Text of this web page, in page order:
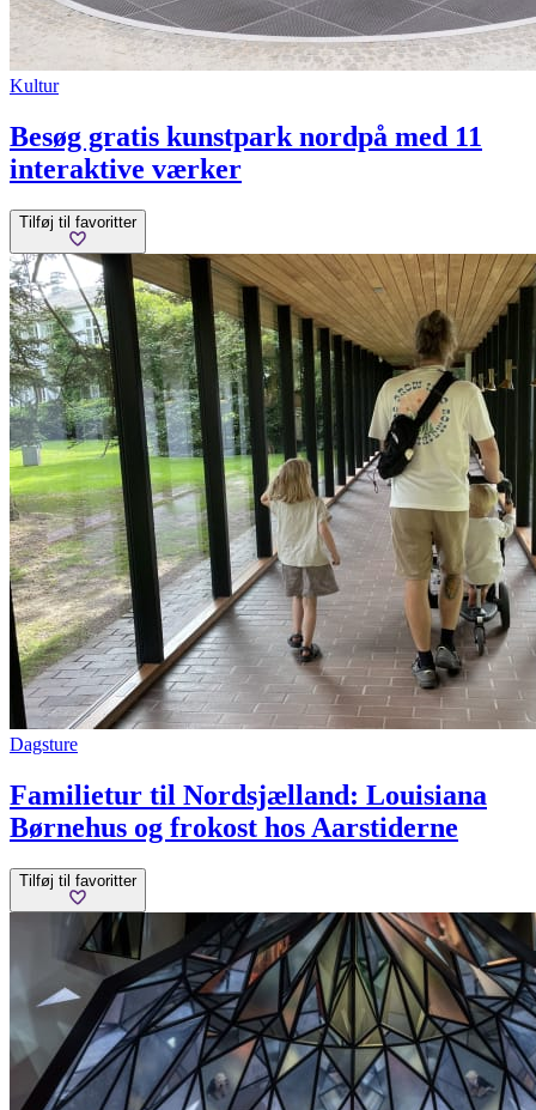
Kultur
Besøg gratis kunstpark nordpå med 11
interaktive værker
Tilføj til favoritter
Dagsture
Familietur til Nordsjælland: Louisiana
Børnehus og frokost hos Aarstiderne
Tilføj til favoritter